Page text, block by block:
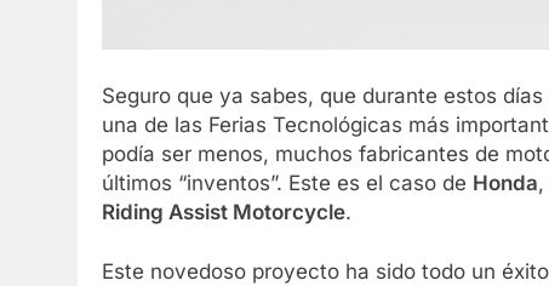
Seguro que ya sabes, que durante estos
una de las Ferias Tecnológicas más
podía ser menos, muchos fabricantes de
últimos “inventos”. Este es el caso de Honda
Riding Assist Motorcycle.
Este novedoso proyecto ha sido todo un